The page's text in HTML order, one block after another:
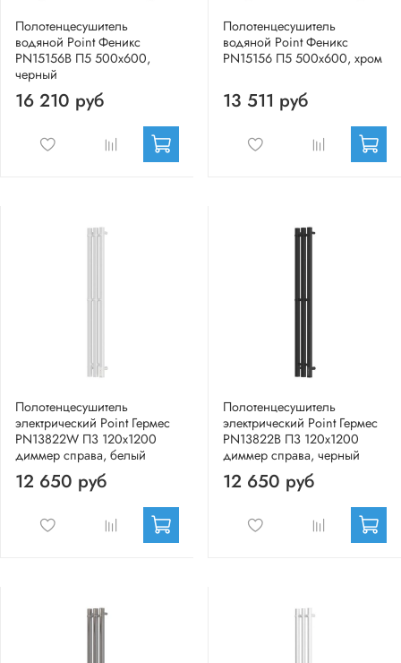
Полотенцесушитель
водяной Point Феникс
PN15156B П5 500x600,
черный
16 210 руб
Полотенцесушитель
водяной Point Феникс
PN15156 П5 500x600, хром
13 511 руб
Полотенцесушитель
электрический Point Гермес
PN13822W П3 120x1200
диммер справа, белый
12 650 руб
Полотенцесушитель
электрический Point Гермес
PN13822B П3 120x1200
диммер справа, черный
12 650 руб